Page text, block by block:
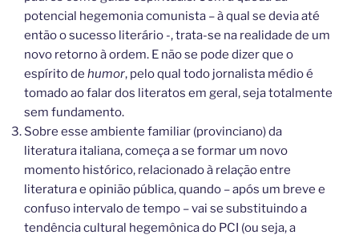
potencial hegemonia comunista – à qual se devia até
então o sucesso literário -, trata-se na realidade de um
novo retorno à ordem. E não se pode dizer que o
espírito de humor, pelo qual todo jornalista médio é
tomado ao falar dos literatos em geral, seja totalmente
sem fundamento.
Sobre esse ambiente familiar (provinciano) da
literatura italiana, começa a se formar um novo
momento histórico, relacionado à relação entre
literatura e opinião pública, quando – após um breve e
confuso intervalo de tempo – vai se substituindo a
tendência cultural hegemônica do PCI (ou seja, a